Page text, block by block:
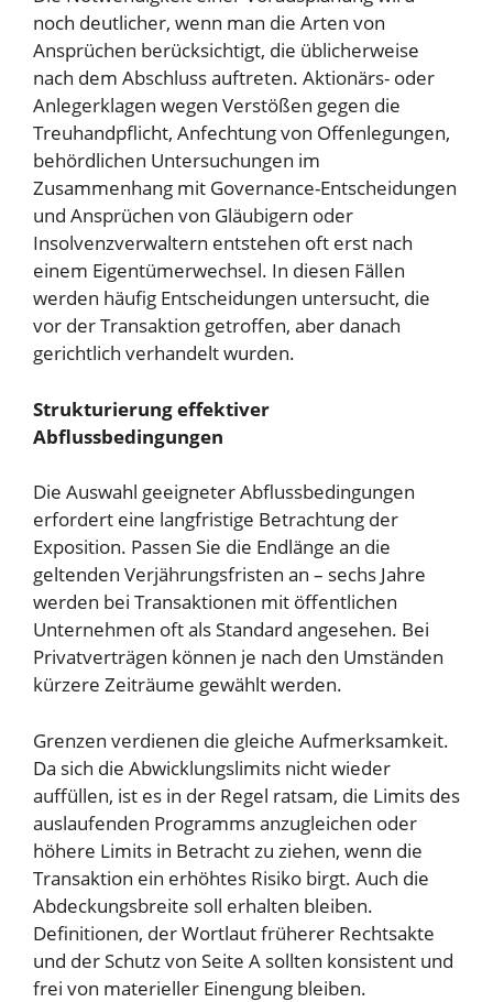
noch deutlicher, wenn man die Arten von
Ansprüchen berücksichtigt, die üblicherweise
nach dem Abschluss auftreten. Aktionärs- oder
Anlegerklagen wegen Verstößen gegen die
Treuhandpflicht, Anfechtung von Offenlegungen,
behördlichen Untersuchungen im
Zusammenhang mit Governance-Entscheidungen
und Ansprüchen von Gläubigern oder
Insolvenzverwaltern entstehen oft erst nach
einem Eigentümerwechsel. In diesen Fällen
werden häufig Entscheidungen untersucht, die
vor der Transaktion getroffen, aber danach
gerichtlich verhandelt wurden.
Strukturierung effektiver
Abflussbedingungen
Die Auswahl geeigneter Abflussbedingungen
erfordert eine langfristige Betrachtung der
Exposition. Passen Sie die Endlänge an die
geltenden Verjährungsfristen an – sechs Jahre
werden bei Transaktionen mit öffentlichen
Unternehmen oft als Standard angesehen. Bei
Privatverträgen können je nach den Umständen
kürzere Zeiträume gewählt werden.
Grenzen verdienen die gleiche Aufmerksamkeit.
Da sich die Abwicklungslimits nicht wieder
auffüllen, ist es in der Regel ratsam, die Limits des
auslaufenden Programms anzugleichen oder
höhere Limits in Betracht zu ziehen, wenn die
Transaktion ein erhöhtes Risiko birgt. Auch die
Abdeckungsbreite soll erhalten bleiben.
Definitionen, der Wortlaut früherer Rechtsakte
und der Schutz von Seite A sollten konsistent und
frei von materieller Einengung bleiben.